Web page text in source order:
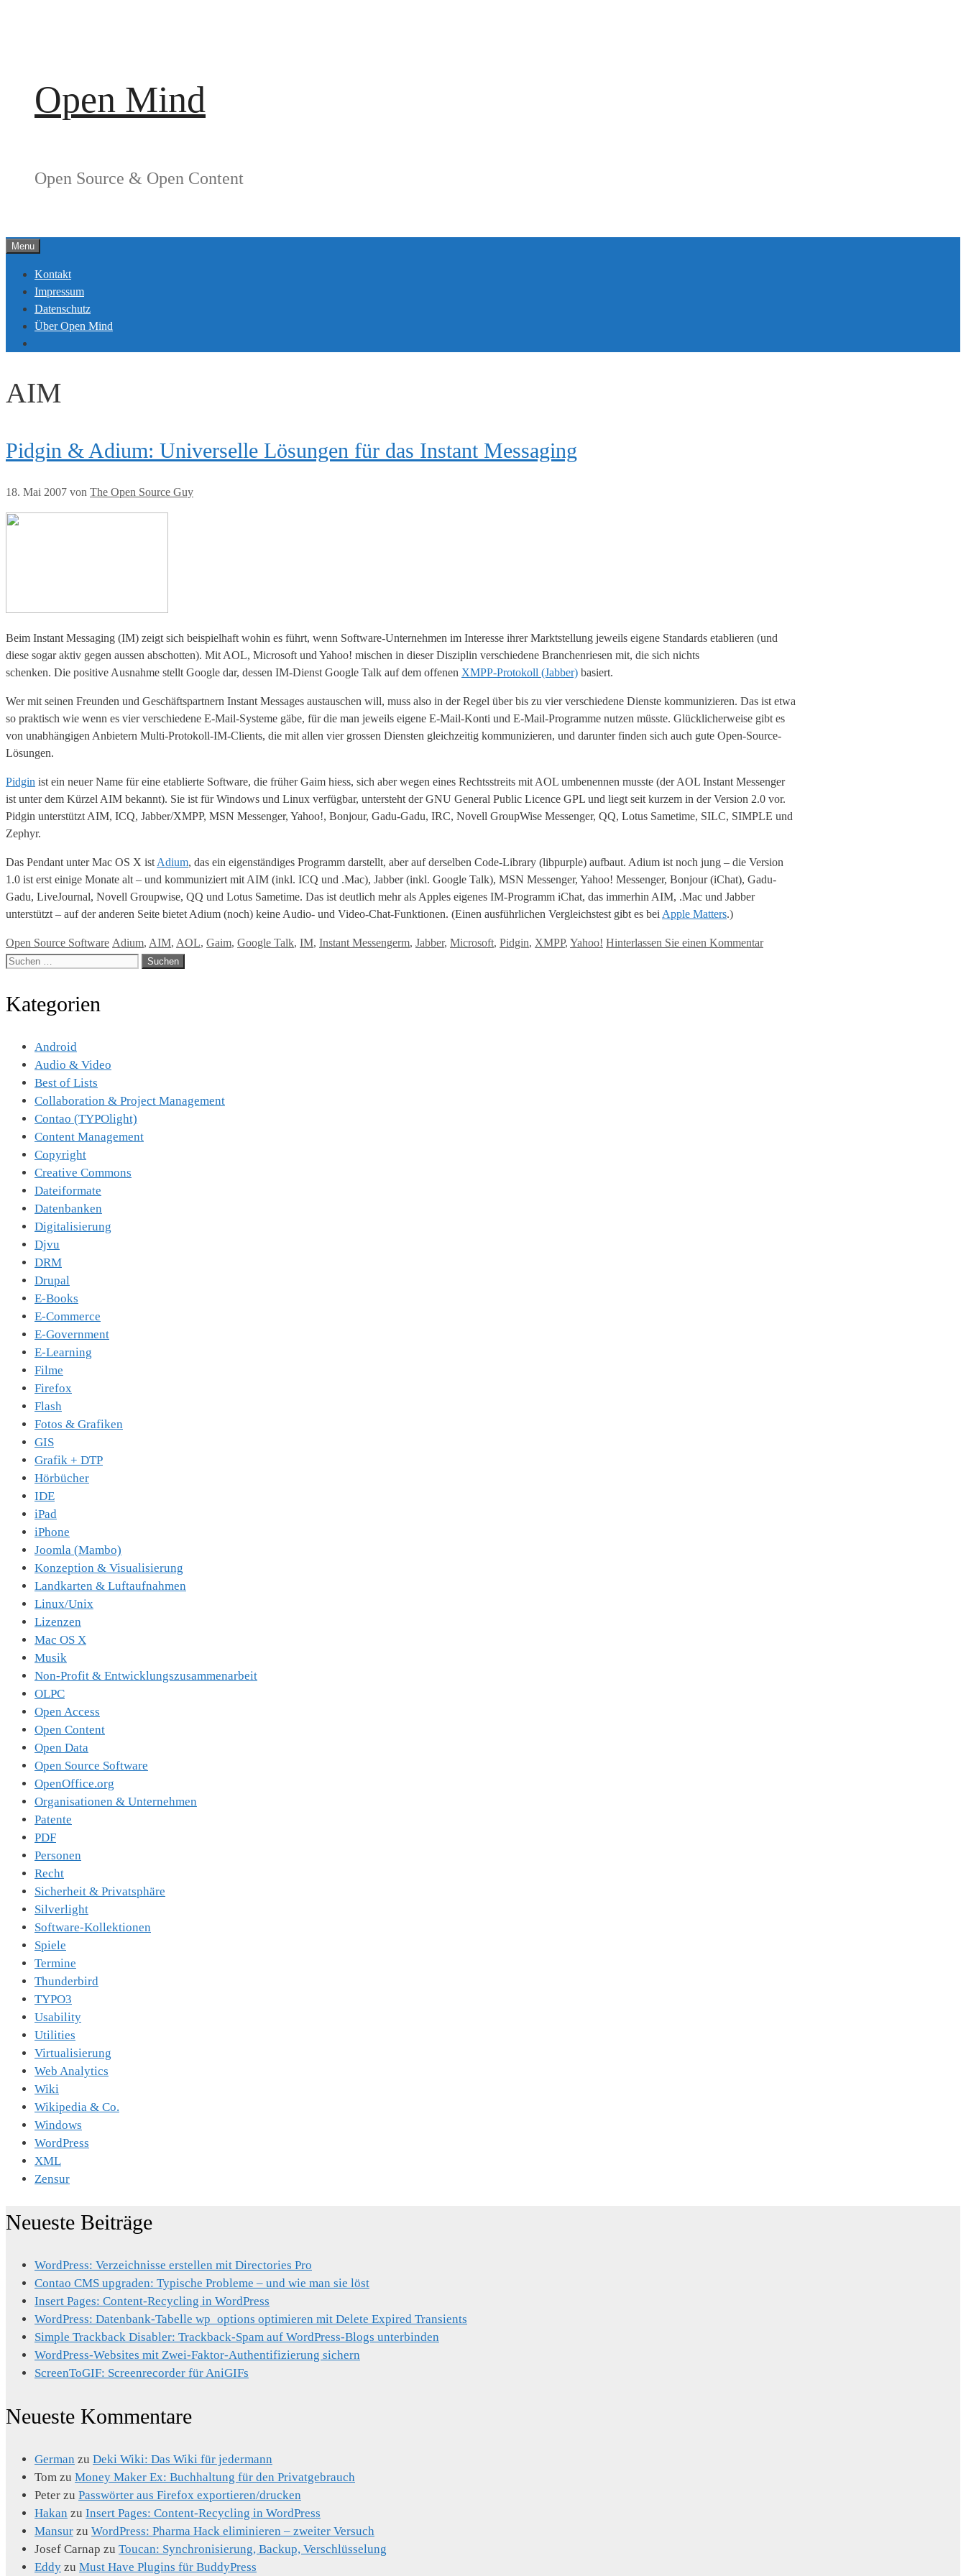
Open Mind
Open Source & Open Content
Menu
Kontakt
Impressum
Datenschutz
Über Open Mind
AIM
Pidgin & Adium: Universelle Lösungen für das Instant Messaging
18. Mai 2007 von The Open Source Guy
Beim Instant Messaging (IM) zeigt sich beispielhaft wohin es führt, wenn Software-Unternehmen im Interesse ihrer Marktstellung jeweils eigene Standards etablieren (und
diese sogar aktiv gegen aussen abschotten). Mit AOL, Microsoft und Yahoo! mischen in dieser Disziplin verschiedene Branchenriesen mit, die sich nichts
schenken. Die positive Ausnahme stellt Google dar, dessen IM-Dienst Google Talk auf dem offenen XMPP-Protokoll (Jabber) basiert.
Wer mit seinen Freunden und Geschäftspartnern Instant Messages austauschen will, muss also in der Regel über bis zu vier verschiedene Dienste kommunizieren. Das ist etwa
so praktisch wie wenn es vier verschiedene E-Mail-Systeme gäbe, für die man jeweils eigene E-Mail-Konti und E-Mail-Programme nutzen müsste. Glücklicherweise gibt es
von unabhängigen Anbietern Multi-Protokoll-IM-Clients, die mit allen vier grossen Diensten gleichzeitig kommunizieren, und darunter finden sich auch gute Open-Source-
Lösungen.
Pidgin ist ein neuer Name für eine etablierte Software, die früher Gaim hiess, sich aber wegen eines Rechtsstreits mit AOL umbenennen musste (der AOL Instant Messenger
ist unter dem Kürzel AIM bekannt). Sie ist für Windows und Linux verfügbar, untersteht der GNU General Public Licence GPL und liegt seit kurzem in der Version 2.0 vor.
Pidgin unterstützt AIM, ICQ, Jabber/XMPP, MSN Messenger, Yahoo!, Bonjour, Gadu-Gadu, IRC, Novell GroupWise Messenger, QQ, Lotus Sametime, SILC, SIMPLE und
Zephyr.
Das Pendant unter Mac OS X istAdium, das ein eigenständiges Programm darstellt, aber auf derselben Code-Library (libpurple) aufbaut. Adium ist noch jung – die Version
1.0 ist erst einige Monate alt – und kommuniziert mit AIM (inkl. ICQ und .Mac), Jabber (inkl. Google Talk), MSN Messenger, Yahoo! Messenger, Bonjour (iChat), Gadu-
Gadu, LiveJournal, Novell Groupwise, QQ und Lotus Sametime. Das ist deutlich mehr als Apples eigenes IM-Programm iChat, das immerhin AIM, .Mac und Jabber
unterstützt – auf der anderen Seite bietet Adium (noch) keine Audio- und Video-Chat-Funktionen. (Einen ausführlichen Vergleichstest gibt es beiApple Matters.)
Kategorien
Open Source Software Tags
Adium, AIM, AOL, Gaim, Google Talk, IM, Instant Messengerm, Jabber, Microsoft, Pidgin, XMPP, Yahoo! Hinterlassen Sie einen Kommentar
Suche
Kategorien
Android
Audio & Video
Best of Lists
Collaboration & Project Management
Contao (TYPOlight)
Content Management
Copyright
Creative Commons
Dateiformate
Datenbanken
Digitalisierung
Djvu
DRM
Drupal
E-Books
E-Commerce
E-Government
E-Learning
Filme
Firefox
Flash
Fotos & Grafiken
GIS
Grafik + DTP
Hörbücher
IDE
iPad
iPhone
Joomla (Mambo)
Konzeption & Visualisierung
Landkarten & Luftaufnahmen
Linux/Unix
Lizenzen
Mac OS X
Musik
Non-Profit & Entwicklungszusammenarbeit
OLPC
Open Access
Open Content
Open Data
Open Source Software
OpenOffice.org
Organisationen & Unternehmen
Patente
PDF
Personen
Recht
Sicherheit & Privatsphäre
Silverlight
Software-Kollektionen
Spiele
Termine
Thunderbird
TYPO3
Usability
Utilities
Virtualisierung
Web Analytics
Wiki
Wikipedia & Co.
Windows
WordPress
XML
Zensur
Neueste Beiträge
WordPress: Verzeichnisse erstellen mit Directories Pro
Contao CMS upgraden: Typische Probleme – und wie man sie löst
Insert Pages: Content-Recycling in WordPress
WordPress: Datenbank-Tabelle wp_options optimieren mit Delete Expired Transients
Simple Trackback Disabler: Trackback-Spam auf WordPress-Blogs unterbinden
WordPress-Websites mit Zwei-Faktor-Authentifizierung sichern
ScreenToGIF: Screenrecorder für AniGIFs
Neueste Kommentare
German zu Deki Wiki: Das Wiki für jedermann
Tom zu Money Maker Ex: Buchhaltung für den Privatgebrauch
Peter zu Passwörter aus Firefox exportieren/drucken
Hakan zu Insert Pages: Content-Recycling in WordPress
Mansur zu WordPress: Pharma Hack eliminieren – zweiter Versuch
Josef Carnap zu Toucan: Synchronisierung, Backup, Verschlüsselung
Eddy zu Must Have Plugins für BuddyPress